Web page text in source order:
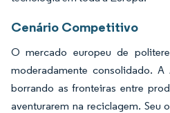
Cenário Competitivo
O mercado europeu de
moderadamente consolidado.
borrando as fronteiras entre
aventurarem na reciclagem. Seu